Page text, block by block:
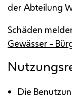
der Abteilung
Schäden
Gewässer -
Die